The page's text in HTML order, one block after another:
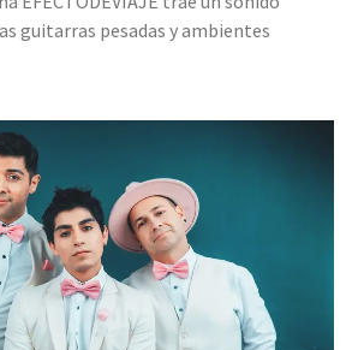
guitarras pesadas y ambientes